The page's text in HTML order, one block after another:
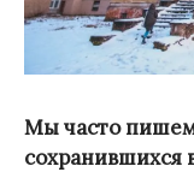
Мы часто пишем
сохранившихся